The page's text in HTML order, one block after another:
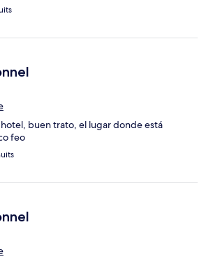
hotel, buen trato, el lugar donde está
feo